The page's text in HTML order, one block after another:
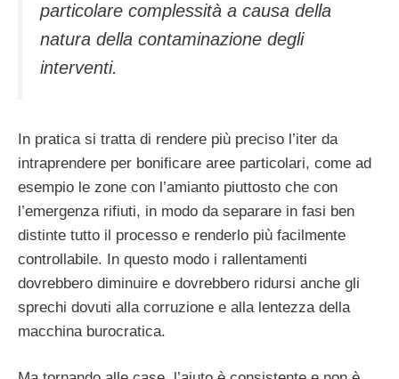
particolare complessità a causa della
natura della contaminazione degli
interventi.
In pratica si tratta di rendere più preciso l’iter da
intraprendere per bonificare aree particolari, come ad
esempio le zone con l’amianto piuttosto che con
l’emergenza rifiuti, in modo da separare in fasi ben
distinte tutto il processo e renderlo più facilmente
controllabile. In questo modo i rallentamenti
dovrebbero diminuire e dovrebbero ridursi anche gli
sprechi dovuti alla corruzione e alla lentezza della
macchina burocratica.